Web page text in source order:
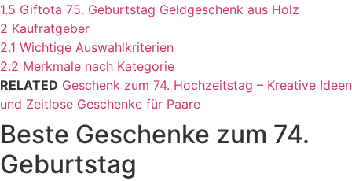
1.5 Giftota 75. Geburtstag Geldgeschenk aus Holz
2 Kaufratgeber
2.1 Wichtige Auswahlkriterien
2.2 Merkmale nach Kategorie
RELATED Geschenk zum 74. Hochzeitstag – Kreative Ideen
und Zeitlose Geschenke für Paare
Beste Geschenke zum 74.
Geburtstag